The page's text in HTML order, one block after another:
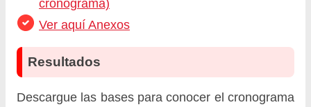
cronograma)
Ver aquí Anexos
Resultados
Descargue las bases para conocer el cronograma